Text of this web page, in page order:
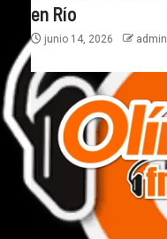
en Río
junio 14, 2026 admin